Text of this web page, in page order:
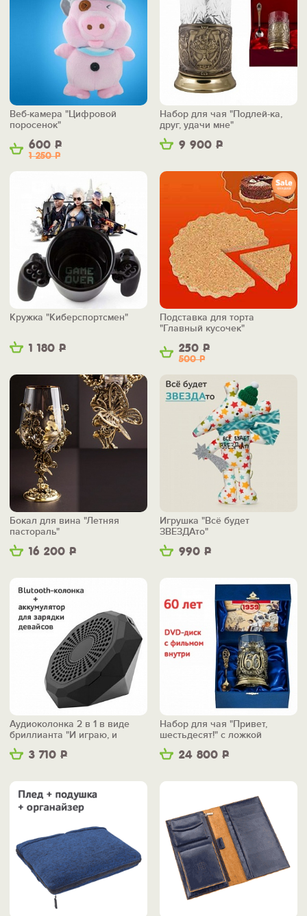
600 Р
1 250Р
Веб-камера "Цифровой
поросенок"
9 900 Р
Набор для чая "Подлей-ка,
друг, удачи мне"
1 180 Р
Кружка "Киберспортсмен"
250 Р
500Р
Подставка для торта
"Главный кусочек"
16 200 Р
Бокал для вина "Летняя
пастораль"
990 Р
Игрушка "Всё будет
ЗВЕЗДАто"
3 710 Р
Аудиоколонка 2 в 1 в виде
бриллианта "И играю, и
заряжаю"
24 800 Р
Набор для чая "Привет,
шестьдесят!" с ложкой